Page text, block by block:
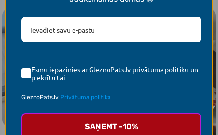
Esmu iepazinies ar GleznoPats.lv privātuma politiku un
piekrītu tai
GleznoPats.lv Privātuma politika
SAŅEMT -10%